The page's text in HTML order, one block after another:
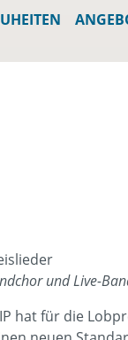
und Live-
hat für die